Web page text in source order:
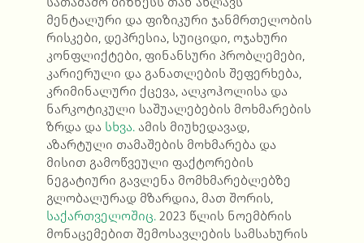
მენტალური და ფიზიკური ჯანმრთელობის
რისკები, დეპრესია, სუიციდი, ოჯახური
კონფლიქტები, ფინანსური პრობლემები,
კარიერული და განათლების შეფერხება,
კრიმინალური ქცევა, ალკოჰოლისა და
ნარკოტიკული საშუალებების მოხმარების
ზრდა და სხვა.ამის მიუხედავად,
აზარტული თამაშების მოხმარება და
მისით გამოწვეული ფაქტორების
ნეგატიური გავლენა მომხმარებლებზე
გლობალურად მზარდია, მათ შორის,
საქართველოშიც.2023 წლის ნოემბრის
მონაცემებით შემოსავლების სამსახურის